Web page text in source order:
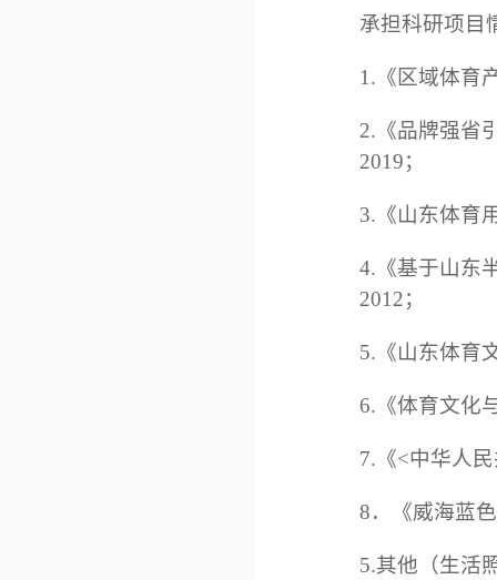
承担科研项目
1.《区域体育
2.《品牌强省
2019；
3.《山东体育
4.《基于山东
2012；
5.《山东体育
6.《体育文化
7.《<中华人
8．《威海蓝
5.其他（生活